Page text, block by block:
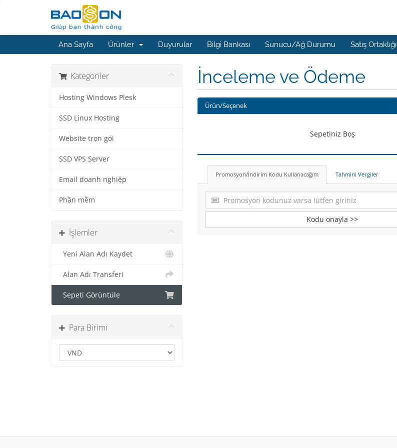
Ana Sayfa Ürünler Duyurular Bilgi Bankası Sunucu/Ağ Durumu Satış Ortaklığı
Kategoriler
Hosting Windows Plesk
SSD Linux Hosting
Website trọn gói
SSD VPS Server
Email doanh nghiệp
Phần mềm
İşlemler
Yeni Alan Adı Kaydet
Alan Adı Transferi
Sepeti Görüntüle
Para Birimi
İnceleme ve Ödeme
Ürün/Seçenek
Sepetiniz Boş
Promosyon/İndirim Kodu Kullanacağım Tahmini Vergiler
Kodu onayla >>